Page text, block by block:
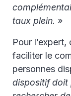
taux plein. »
Pour
faciliter le
personnes
dispositif doit